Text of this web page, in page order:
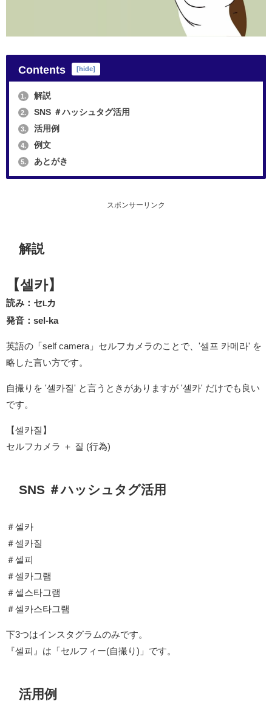
Contents [hide]
1. 解説
2. SNS ＃ハッシュタグ活用
3. 活用例
4. 例文
5. あとがき
スポンサーリンク
解説
【셀카】
読み：セ Lカ
発音：sel-ka
英語の「self camera」セルフカメラのことで、'셀프 카메라' を
略した言い方です。
自撮りを '셀카질' と言うときがありますが '셀카' だけでも良い
です。
【셀카질】
セルフカメラ ＋ 질 (行為)
SNS ＃ハッシュタグ活用
＃셀카
＃셀카질
＃셀피
＃셀카그램
＃셀스타그램
＃셀카스타그램
下3つはインスタグラムのみです。
『셀피』は「セルフィー(自撮り)」です。
活用例